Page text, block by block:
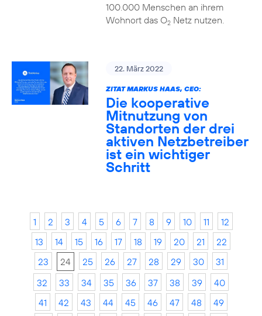
100.000 Menschen an ihrem
Wohnort das O2Netz nutzen.
22. März 2022
ZITAT MARKUS HAAS, CEO:
Die kooperative
Mitnutzung von
Standorten der drei
aktiven Netzbetreiber
ist ein wichtiger
Schritt
1 2 3 4 5 6 7 8 9 10 11
12
13
14 15 16 17 18 19 20 21
22
23
24 25 26 27 28 29 30
31
32
33 34 35 36 37 38 39
40
41
42 43 44 45 46 47 48
49